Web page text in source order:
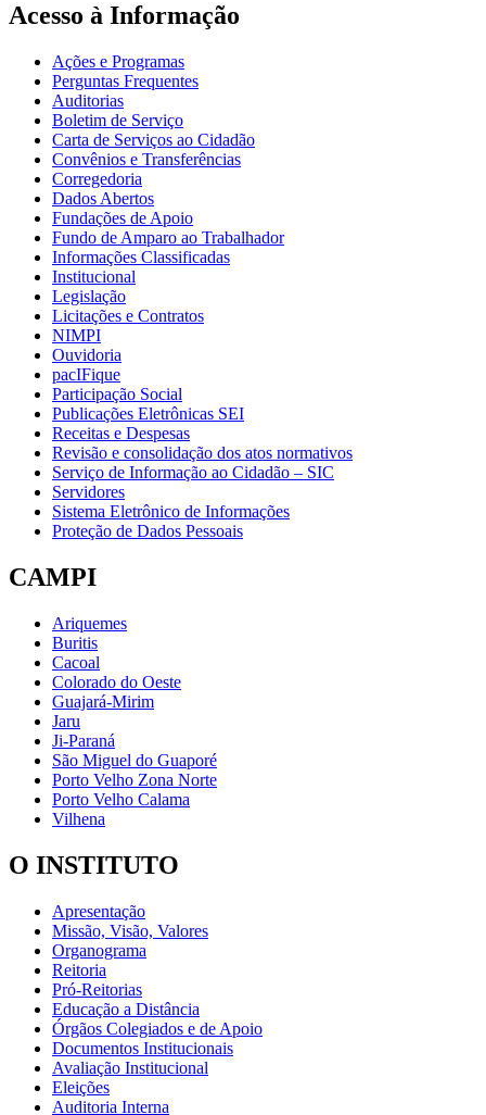
Acesso à Informação
Ações e Programas
Perguntas Frequentes
Auditorias
Boletim de Serviço
Carta de Serviços ao Cidadão
Convênios e Transferências
Corregedoria
Dados Abertos
Fundações de Apoio
Fundo de Amparo ao Trabalhador
Informações Classificadas
Institucional
Legislação
Licitações e Contratos
NIMPI
Ouvidoria
pacIFique
Participação Social
Publicações Eletrônicas SEI
Receitas e Despesas
Revisão e consolidação dos atos normativos
Serviço de Informação ao Cidadão – SIC
Servidores
Sistema Eletrônico de Informações
Proteção de Dados Pessoais
CAMPI
Ariquemes
Buritis
Cacoal
Colorado do Oeste
Guajará-Mirim
Jaru
Ji-Paraná
São Miguel do Guaporé
Porto Velho Zona Norte
Porto Velho Calama
Vilhena
O INSTITUTO
Apresentação
Missão, Visão, Valores
Organograma
Reitoria
Pró-Reitorias
Educação a Distância
Órgãos Colegiados e de Apoio
Documentos Institucionais
Avaliação Institucional
Eleições
Auditoria Interna